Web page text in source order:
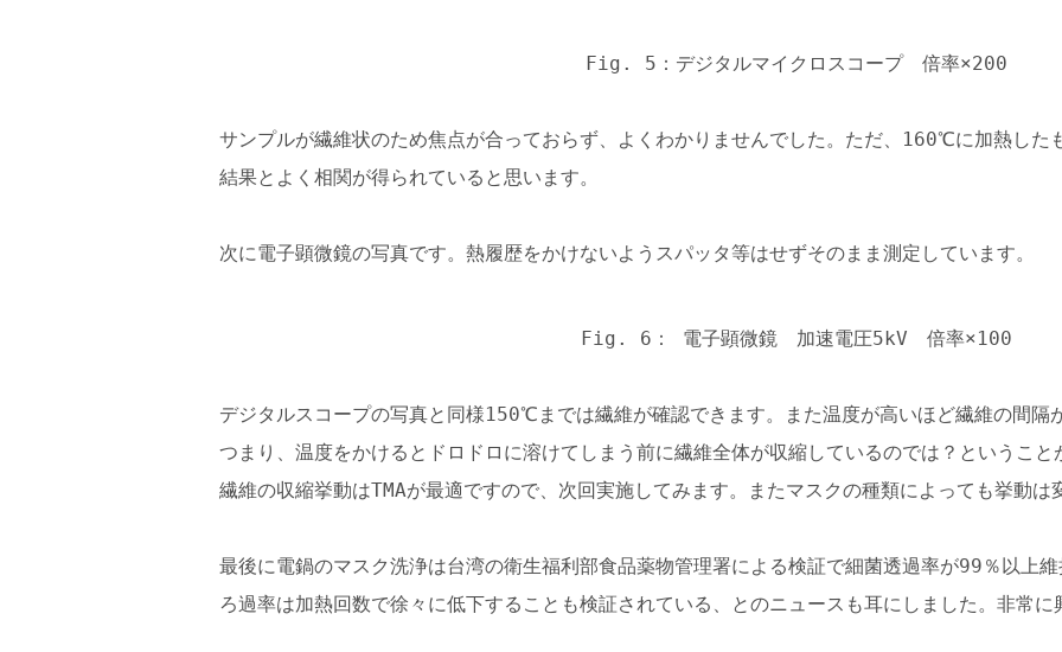
Fig. 5：デジタルマイクロスコープ 倍率×200
サンプルが繊維状のため焦点が合っておらず、よくわかりませんでした。ただ、160℃に加熱した
結果とよく相関が得られていると思います。
次に電子顕微鏡の写真です。熱履歴をかけないようスパッタ等はせずそのまま測定しています。
Fig. 6： 電子顕微鏡 加速電圧5kV 倍率×100
デジタルスコープの写真と同様150℃までは繊維が確認できます。また温度が高いほど繊維の間隔
つまり、温度をかけるとドロドロに溶けてしまう前に繊維全体が収縮しているのでは？というこ
繊維の収縮挙動はTMAが最適ですので、次回実施してみます。またマスクの種類によっても挙動は
最後に電鍋のマスク洗浄は台湾の衛生福利部食品薬物管理署による検証で細菌透過率が99％以上
ろ過率は加熱回数で徐々に低下することも検証されている、とのニュースも耳にしました。非常に